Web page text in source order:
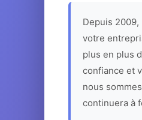
Depuis
votre
plus en plus
confiance et
nous
continuera à